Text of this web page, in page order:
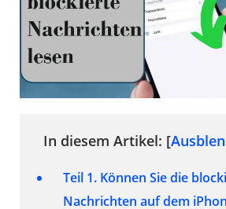
In diesem Artikel: [
Teil 1. Können Sie die
Nachrichten auf dem